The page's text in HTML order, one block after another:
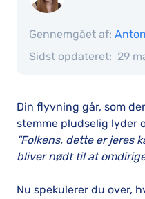
Sidst opdateret: 29
Gennemgået af:
Din flyvning går, som
stemme pludselig lyder
“Folkens, dette er jeres
bliver nødt til at
Nu spekulerer du over,